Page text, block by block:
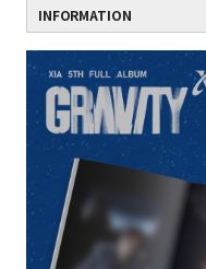
INFORMATION